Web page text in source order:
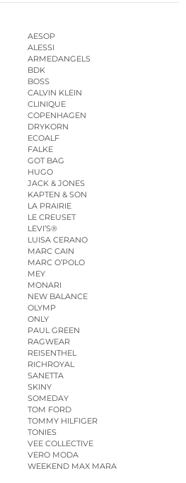
AESOP
ALESSI
ARMEDANGELS
BDK
BOSS
CALVIN KLEIN
CLINIQUE
COPENHAGEN
DRYKORN
ECOALF
FALKE
GOT BAG
HUGO
JACK & JONES
KAPTEN & SON
LA PRAIRIE
LE CREUSET
LEVI’S®
LUISA CERANO
MARC CAIN
MARC O’POLO
MEY
MONARI
NEW BALANCE
OLYMP
ONLY
PAUL GREEN
RAGWEAR
REISENTHEL
RICHROYAL
SANETTA
SKINY
SOMEDAY
TOM FORD
TOMMY HILFIGER
TONIES
VEE COLLECTIVE
VERO MODA
WEEKEND MAX MARA